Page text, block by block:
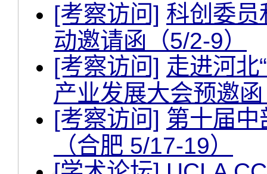
[考察访问] 科创委员
动邀请函（5/2-9）
[考察访问] 走进河北
产业发展大会预邀
[考察访问] 第十届
（合肥 5/17-19）